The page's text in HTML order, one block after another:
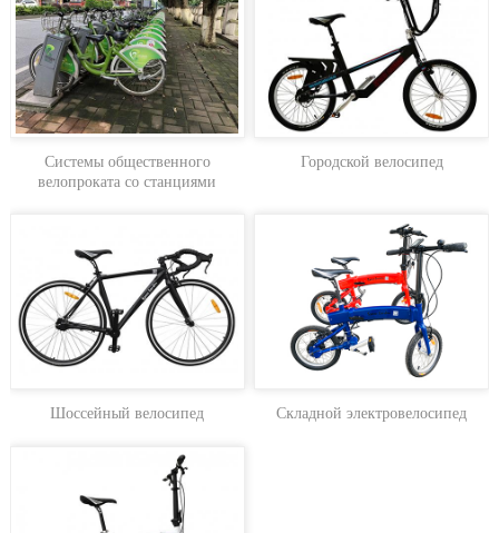
Системы общественного
велопроката со станциями
Городской велосипед
Шоссейный велосипед Складной электровелосипед